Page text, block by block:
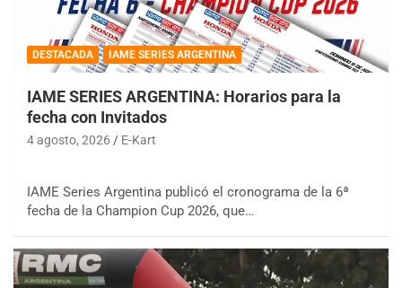
DESTACADA IAME SERIES ARGENTINA
IAME SERIES ARGENTINA: Horarios para la
fecha con Invitados
4 agosto, 2026 E-Kart
IAME Series Argentina publicó el cronograma de la 6ª
fecha de la Champion Cup 2026, que…